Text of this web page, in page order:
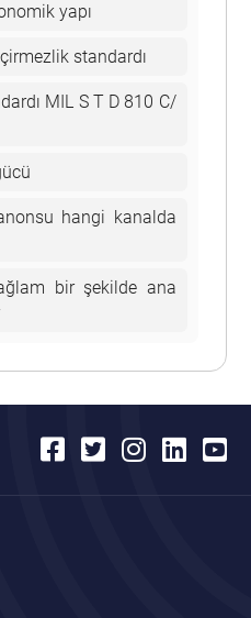
yapı
standardı
MIL S T D 810 C/
hangi kanalda
bir şekilde ana